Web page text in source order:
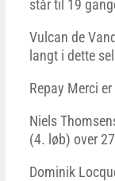
står til 19
Vulcan de
langt i dette
Repay Merci
Niels
(4. løb) over
Dominik